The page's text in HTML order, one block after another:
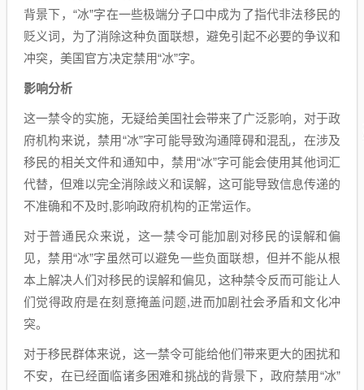
背景下，“冰”字在一些极端分子口中成为了指代非法移民的
贬义词，为了消除这种负面联想，避免引起不必要的争议和
冲突，美国官方决定禁用“冰”字。
影响分析
这一禁令的实施，无疑给美国社会带来了广泛影响，对于政
府机构来说，禁用“冰”字可能导致沟通障碍和混乱，在涉及
移民的相关文件和通知中，禁用“冰”字可能会使用其他词汇
代替，但难以完全消除歧义和误解，这可能导致信息传递的
不准确和不及时,影响政府机构的正常运作。
对于普通民众来说，这一禁令可能加剧对移民的误解和偏
见，禁用“冰”字虽然可以避免一些负面联想，但并不能从根
本上解决人们对移民的误解和偏见，这种禁令反而可能让人
们觉得政府是在刻意掩盖问题,进而加剧社会矛盾和文化冲
突。
对于移民群体来说，这一禁令可能给他们带来更大的困扰和
不安，在已经面临诸多困难和挑战的背景下，政府禁用“冰”